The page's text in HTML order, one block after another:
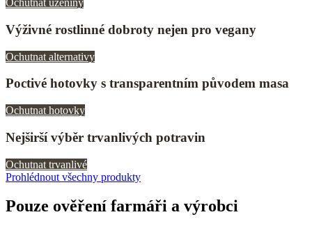
Ochutnat uzeniny
Výživné rostlinné dobroty nejen pro vegany
Ochutnat alternativy
Poctivé hotovky s transparentním původem masa
Ochutnat hotovky
Nejširší výběr trvanlivých potravin
Ochutnat trvanlivé
Prohlédnout všechny produkty
Pouze ověření farmáři a výrobci